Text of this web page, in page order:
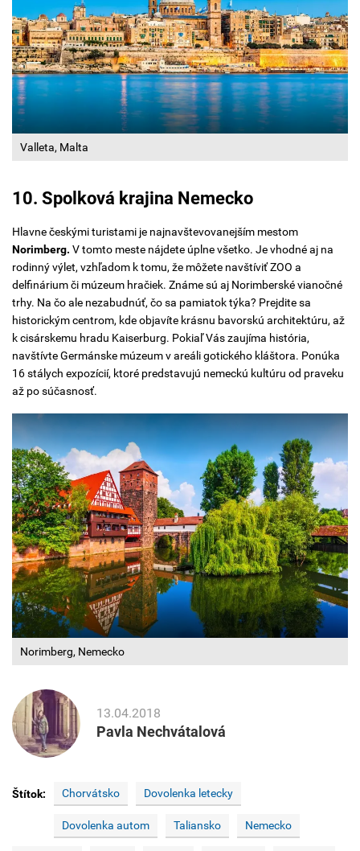
Valleta, Malta
10. Spolková krajina Nemecko
Hlavne českými turistami je najnavštevovanejším mestom
Norimberg. V tomto meste nájdete úplne všetko. Je vhodné aj na
rodinný výlet, vzhľadom k tomu, že môžete navštíviť ZOO a
delfinárium či múzeum hračiek. Známe sú aj Norimberské vianočné
trhy. Na čo ale nezabudnúť, čo sa pamiatok týka? Prejdite sa
historickým centrom, kde objavíte krásnu bavorskú architektúru, až
k cisárskemu hradu Kaiserburg. Pokiaľ Vás zaujíma história,
navštívte Germánske múzeum v areáli gotického kláštora. Ponúka
16 stálych expozícií, ktoré predstavujú nemeckú kultúru od praveku
až po súčasnosť.
Norimberg, Nemecko
13.04.2018
Pavla Nechvátalová
Štítok: Chorvátsko Dovolenka letecky
Dovolenka autom Taliansko Nemecko